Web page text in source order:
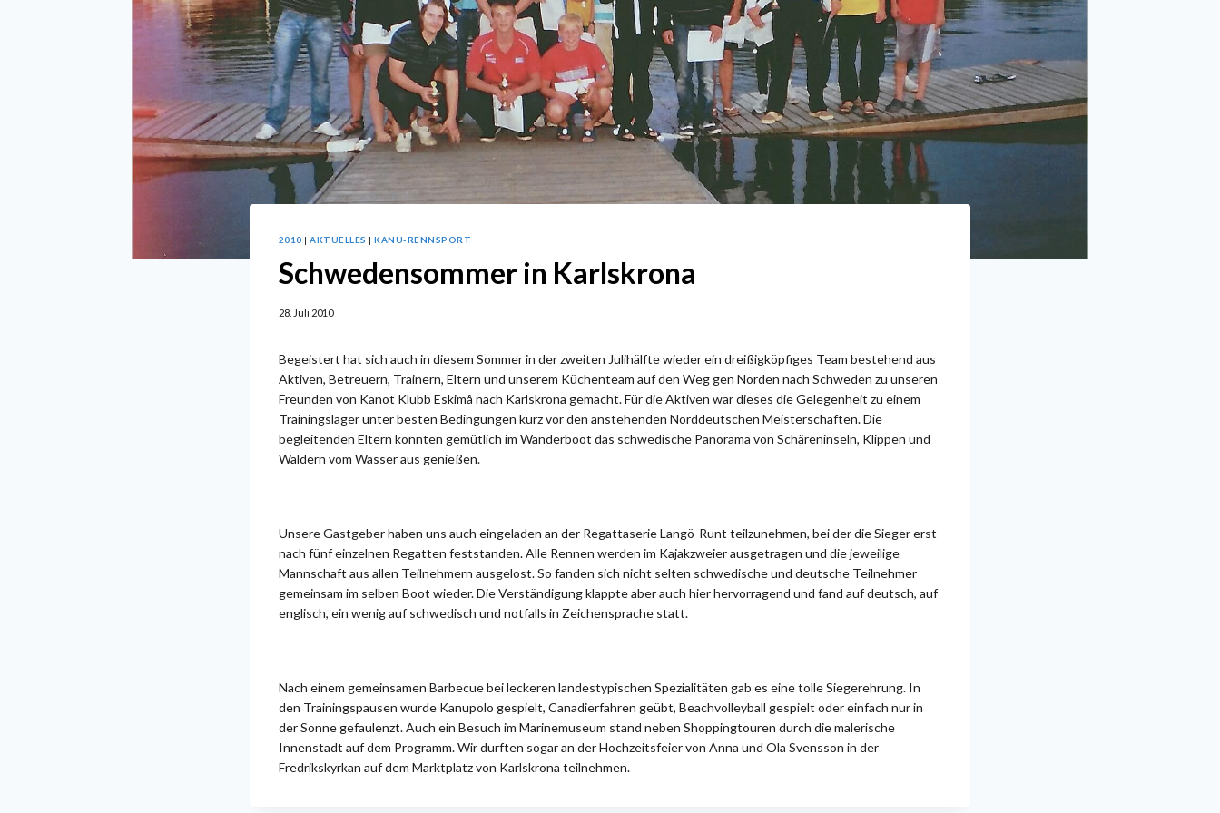
2010 |AKTUELLES |KANU-RENNSPORT
Schwedensommer in Karlskrona
28. Juli 2010
Begeistert hat sich auch in diesem Sommer in der zweiten Julihälfte wieder ein dreißigköpfiges Team bestehend aus
Aktiven, Betreuern, Trainern, Eltern und unserem Küchenteam auf den Weg gen Norden nach Schweden zu unseren
Freunden von Kanot Klubb Eskimå nach Karlskrona gemacht. Für die Aktiven war dieses die Gelegenheit zu einem
Trainingslager unter besten Bedingungen kurz vor den anstehenden Norddeutschen Meisterschaften. Die
begleitenden Eltern konnten gemütlich im Wanderboot das schwedische Panorama von Schäreninseln, Klippen und
Wäldern vom Wasser aus genießen.
Unsere Gastgeber haben uns auch eingeladen an der Regattaserie Langö-Runt teilzunehmen, bei der die Sieger erst
nach fünf einzelnen Regatten feststanden. Alle Rennen werden im Kajakzweier ausgetragen und die jeweilige
Mannschaft aus allen Teilnehmern ausgelost. So fanden sich nicht selten schwedische und deutsche Teilnehmer
gemeinsam im selben Boot wieder. Die Verständigung klappte aber auch hier hervorragend und fand auf deutsch, auf
englisch, ein wenig auf schwedisch und notfalls in Zeichensprache statt.
Nach einem gemeinsamen Barbecue bei leckeren landestypischen Spezialitäten gab es eine tolle Siegerehrung. In
den Trainingspausen wurde Kanupolo gespielt, Canadierfahren geübt, Beachvolleyball gespielt oder einfach nur in
der Sonne gefaulenzt. Auch ein Besuch im Marinemuseum stand neben Shoppingtouren durch die malerische
Innenstadt auf dem Programm. Wir durften sogar an der Hochzeitsfeier von Anna und Ola Svensson in der
Fredrikskyrkan auf dem Marktplatz von Karlskrona teilnehmen.